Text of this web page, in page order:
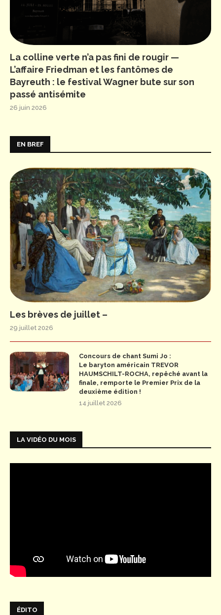
La colline verte n’a pas fini de rougir —
L’affaire Friedman et les fantômes de
Bayreuth : le festival Wagner bute sur son
passé antisémite
26 juin 2026
EN BREF
Les brèves de juillet –
29 juillet 2026
Concours de chant Sumi Jo :
Le baryton américain TREVOR
HAUMSCHILT-ROCHA, repêché avant la
finale, remporte le Premier Prix de la
deuxième édition !
14 juillet 2026
LA VIDÉO DU MOIS
ÉDITO